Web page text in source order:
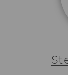
aam_uuid